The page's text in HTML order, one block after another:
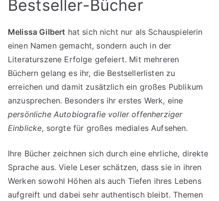
Bestseller-Bücher
Melissa Gilbert hat sich nicht nur als Schauspielerin
einen Namen gemacht, sondern auch in der
Literaturszene Erfolge gefeiert. Mit mehreren
Büchern gelang es ihr, die Bestsellerlisten zu
erreichen und damit zusätzlich ein großes Publikum
anzusprechen. Besonders ihr erstes Werk, eine
persönliche Autobiografie voller offenherziger
Einblicke, sorgte für großes mediales Aufsehen.
Ihre Bücher zeichnen sich durch eine ehrliche, direkte
Sprache aus. Viele Leser schätzen, dass sie in ihren
Werken sowohl Höhen als auch Tiefen ihres Lebens
aufgreift und dabei sehr authentisch bleibt. Themen